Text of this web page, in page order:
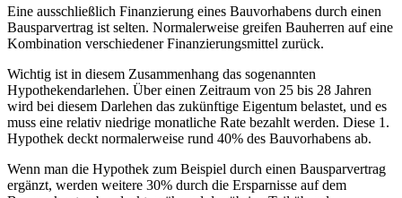
Eine ausschließlich Finanzierung eines Bauvorhabens durch einen
Bausparvertrag ist selten. Normalerweise greifen Bauherren auf eine
Kombination verschiedener Finanzierungsmittel zurück.
Wichtig ist in diesem Zusammenhang das sogenannten
Hypothekendarlehen. Über einen Zeitraum von 25 bis 28 Jahren
wird bei diesem Darlehen das zukünftige Eigentum belastet, und es
muss eine relativ niedrige monatliche Rate bezahlt werden. Diese 1.
Hypothek deckt normalerweise rund 40% des Bauvorhabens ab.
Wenn man die Hypothek zum Beispiel durch einen Bausparvertrag
ergänzt, werden weitere 30% durch die Ersparnisse auf dem